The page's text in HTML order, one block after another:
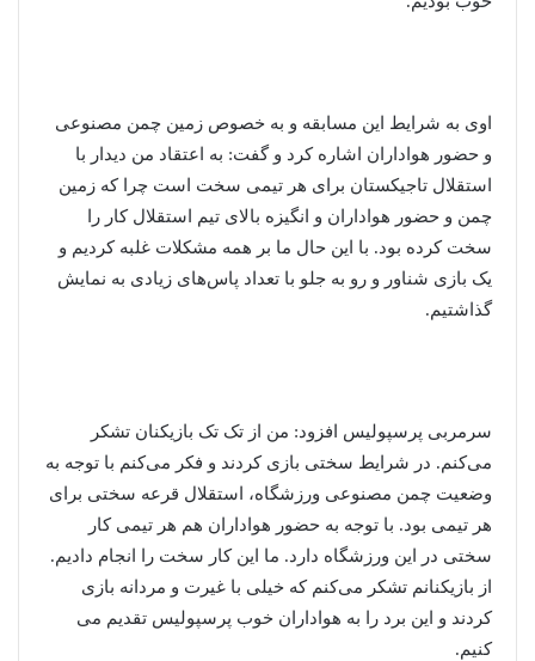
اوی به شرایط این مسابقه و به خصوص زمین چمن مصنوعی
و حضور هواداران اشاره کرد و گفت: به اعتقاد من دیدار با
استقلال تاجیکستان برای هر تیمی سخت است چرا که زمین
چمن و حضور هواداران و انگیزه بالای تیم استقلال کار را
سخت کرده بود. با این حال ما بر همه مشکلات غلبه کردیم و
یک بازی شناور و رو به جلو با تعداد پاس‌های زیادی به نمایش
گذاشتیم.
سرمربی پرسپولیس افزود: من از تک تک بازیکنان تشکر
می‌کنم. در شرایط سختی بازی کردند و فکر می‌کنم با توجه به
وضعیت چمن مصنوعی ورزشگاه، استقلال قرعه سختی برای
هر تیمی بود. با توجه به حضور هواداران هم هر تیمی کار
سختی در این ورزشگاه دارد. ما این کار سخت را انجام دادیم.
از بازیکنانم تشکر می‌کنم که خیلی با غیرت و مردانه بازی
کردند و این برد را به هواداران خوب پرسپولیس تقدیم می
کنیم.